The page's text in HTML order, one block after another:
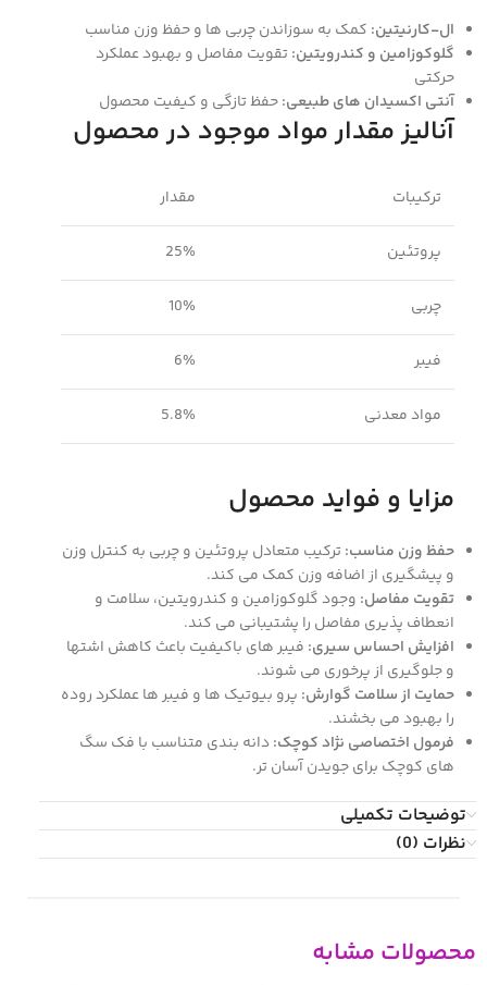
ال-کارنیتین: کمک به سوزاندن چربی‌ ها و حفظ وزن مناسب
گلوکوزامین و کندرویتین:تقویت مفاصل و بهبود عملکرد
حرکتی
آنتی‌ اکسیدان‌ های طبیعی:حفظ تازگی و کیفیت محصول
آنالیز مقدار مواد موجود در محصول
ترکیبات مقدار
پروتئین 25%
چربی 10%
فیبر 6%
مواد معدنی 5.8%
مزایا و فواید محصول
حفظ وزن مناسب:ترکیب متعادل پروتئین و چربی به کنترل وزن
و پیشگیری از اضافه ‌وزن کمک می‌ کند.
تقویت مفاصل: وجود گلوکوزامین و کندرویتین، سلامت و
انعطاف ‌پذیری مفاصل را پشتیبانی می ‌کند.
افزایش احساس سیری: فیبر های باکیفیت باعث کاهش اشتها
و جلوگیری از پرخوری می ‌شوند.
حمایت از سلامت گوارش: پرو بیوتیک ‌ها و فیبر ها عملکرد روده
را بهبود می ‌بخشند.
فرمول اختصاصی نژاد کوچک:دانه‌ بندی متناسب با فک سگ
‌های کوچک برای جویدن آسان ‌تر.
توضیحات تکمیلی
نظرات (0)
محصولات مشابه